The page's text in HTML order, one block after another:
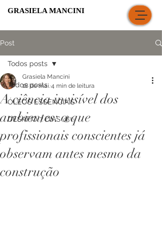
GRASIELA MANCINI
Post
Todos posts
ÓLEOS ESSENCIAIS
DESAFIO 7 DIAS 💰✨
Todos posts
A ciência invisível dos
ambientes: o que
profissionais conscientes já
observam antes mesmo da
construção
Grasiela Mancini
18 de mai.4 min de leitura